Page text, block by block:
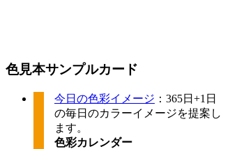
色見本サンプルカード
今日の色彩イメージ ：365日+1日
の毎日のカラーイメージを提案し
ます。
色彩カレンダー